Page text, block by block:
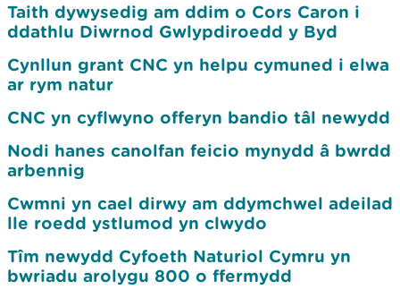
Taith dywysedig am ddim o Cors Caron i
ddathlu Diwrnod Gwlypdiroedd y Byd
Cynllun grant CNC yn helpu cymuned i elwa
ar rym natur
CNC yn cyflwyno offeryn bandio tâl newydd
Nodi hanes canolfan feicio mynydd â bwrdd
arbennig
Cwmni yn cael dirwy am ddymchwel adeilad
lle roedd ystlumod yn clwydo
Tîm newydd Cyfoeth Naturiol Cymru yn
bwriadu arolygu 800 o ffermydd